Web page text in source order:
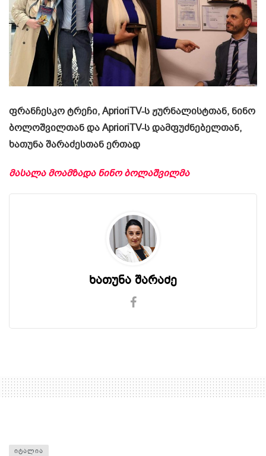
ფრანჩესკო ტრეჩი, AprioriTV-ს ჟურნალისტთან, ნინო
ბოლოშვილთან და AprioriTV-ს დამფუძნებელთან,
ხათუნა შარაძესთან ერთად
მასალა მოამზადა ნინო ბოლაშვილმა
ხათუნა შარაძე
ᲘᲢᲐᲚᲘᲐ